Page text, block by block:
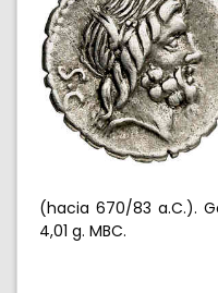
(hacia 670/83 a.C.).
4,01 g. MBC.